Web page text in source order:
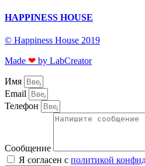
HAPPINESS HOUSE
© Happiness House 2019
Made ❤ by LabCreator
Имя
Email
Телефон
Сообщение
Я согласен с политикой